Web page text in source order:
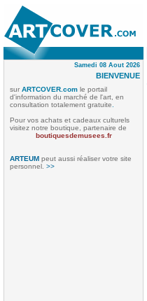
Samedi 08 Aout 2026
BIENVENUE
sur ARTCOVER.com le portail
d'information du marché de l'art, en
consultation totalement gratuite
Pour vos achats et cadeaux culturels
visitez notre boutique, partenaire de
boutiquesdemusees.fr
ARTEUM peut aussi réaliser votre site
personnel. >>